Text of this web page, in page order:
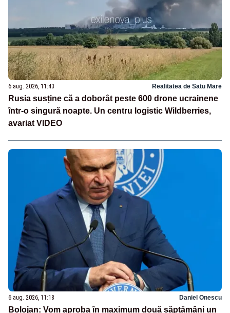
6 aug. 2026, 11:43 Realitatea de Satu Mare
Rusia susține că a doborât peste 600 drone ucrainene
într-o singură noapte. Un centru logistic Wildberries,
avariat VIDEO
6 aug. 2026, 11:18 Daniel Onescu
Bolojan: Vom aproba în maximum două săptămâni un